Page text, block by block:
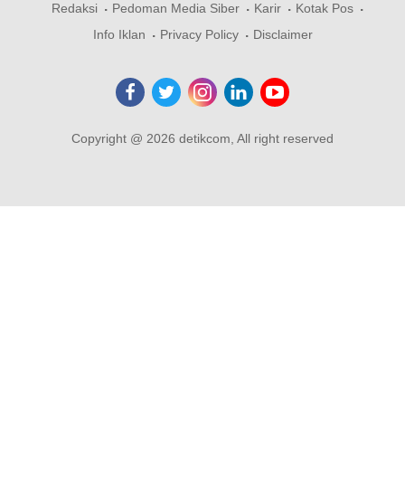
Redaksi Pedoman Media Siber Karir
Kotak Pos
Info Iklan
Privacy Policy Disclaimer
Copyright @ 2026 detikcom, All right reserved